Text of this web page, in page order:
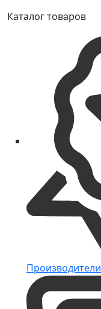
Каталог товаров
Производители